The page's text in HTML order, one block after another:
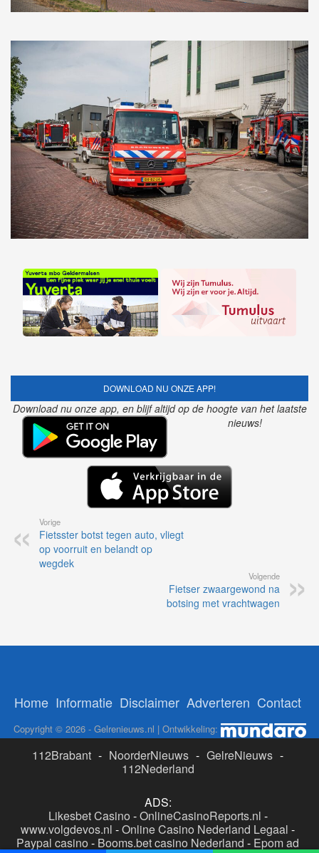
DOWNLOAD NU ONZE APP!
Download nu onze app, en blijf altijd op de hoogte van het laatste
nieuws!
Vorige
Fietsster botst tegen auto, vliegt
op voorruit en belandt op
wegdek
Volgende
Fietser zwaargewond na
botsing met vrachtwagen
Home Informatie Disclaimer Adverteren Contact
Copyright © 2026 - Gelrenieuws.nl | Ontwikkeling:
112Brabant - NoorderNieuws - GelreNieuws -
112Nederland
ADS:
Likesbet Casino -OnlineCasinoReports.nl -
www.volgdevos.nl -Online Casino Nederland Legaal -
Paypal casino - Booms.bet casino Nederland - Epom ad